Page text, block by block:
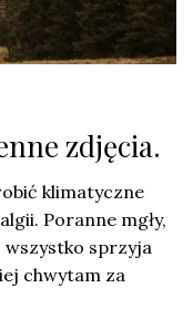
zdjęcia.
klimatyczne
Poranne mgły,
sprzyja
chwytam za